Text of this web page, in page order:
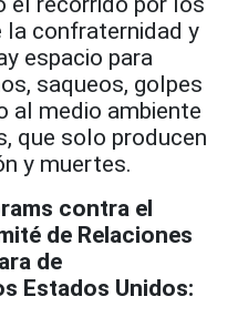
la confraternidad y
espacio para
saqueos, golpes
al medio ambiente
que solo producen
y muertes.
contra el
de Relaciones
de
Estados Unidos: